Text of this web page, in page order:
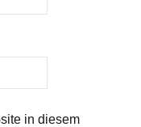
in diesem